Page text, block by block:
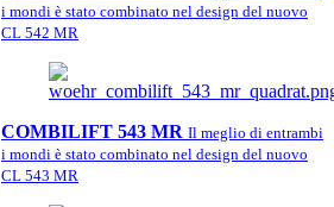
i mondi è stato combinato nel design del nuovo
CL 542 MR
COMBILIFT 543 MR Il meglio di entrambi
i mondi è stato combinato nel design del nuovo
CL 543 MR